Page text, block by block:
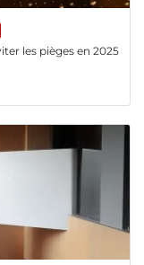
les pièges en 2025